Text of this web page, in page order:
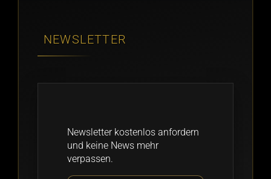
NEWSLETTER
Newsletter kostenlos anfordern
und keine News mehr
verpassen.